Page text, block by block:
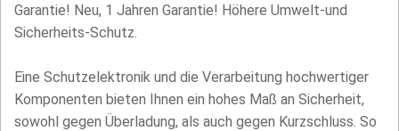
Garantie! Neu, 1 Jahren Garantie! Höhere Umwelt-und
Sicherheits-Schutz.
Eine Schutzelektronik und die Verarbeitung hochwertiger
Komponenten bieten Ihnen ein hohes Maß an Sicherheit,
sowohl gegen Überladung, als auch gegen Kurzschluss. So